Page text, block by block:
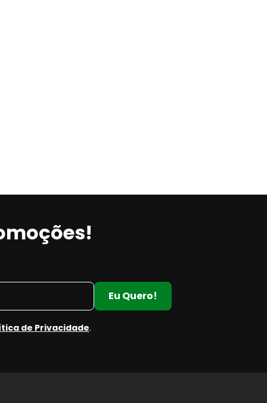
Eu Quero!
de Privacidade.